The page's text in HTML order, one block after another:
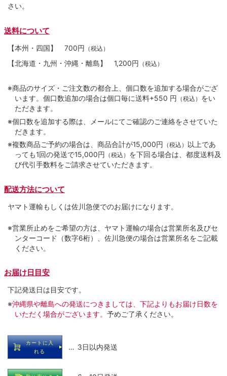
さい。
送料について
【本州・四国】 700円 （税込）
【北海道・九州・沖縄・離島】 1,200円 （税込）
※商品のサイズ・ご注文数の都合上、個口数を追加する場合がござ
います。個口数追加の場合は個口毎に送料+550 円 （税込） をい
ただきます。
※個口数を追加する際は、メールにてご確認のご連絡をさせていた
だきます。
※複数商品ご予約の場合は、商品合計が15,000円 （税込） 以上であ
っても1回の発送で15,000円 （税込） を下回る場合は、都度送料及
び代引手数料をご請求させていただきます。
配送方法について
ヤマト運輸もしくは佐川急便でのお届けになります。
※営業所止めをご希望の方は、ヤマト運輸の場合は営業所名及びセ
ンターコード（数字6桁）、佐川急便の場合は営業所名をご記載
ください。
お届け日目安
下記発送日は目安です。
※沖縄県や離島への発送につきましては、下記よりもお届け日数を
いただく場合がございます。 予めご了承ください。
カートに入
れる
… 3日以内発送